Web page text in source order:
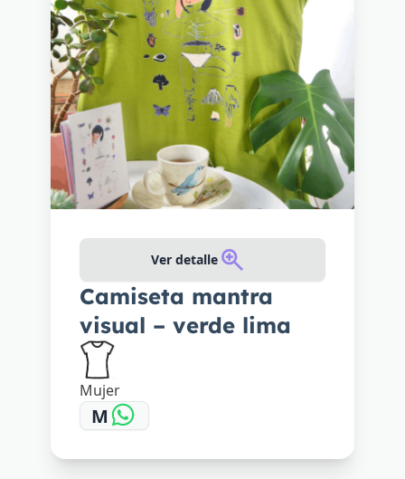
Ver detalle
Camiseta mantra
visual – verde lima
Mujer
M